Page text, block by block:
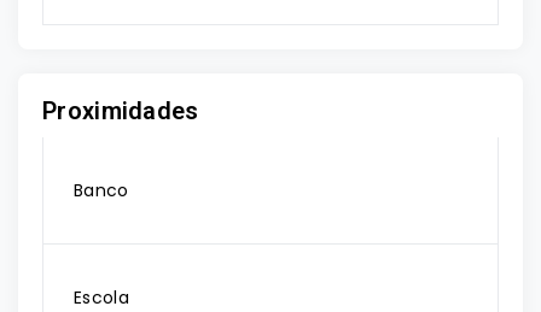
Proximidades
Banco
Escola